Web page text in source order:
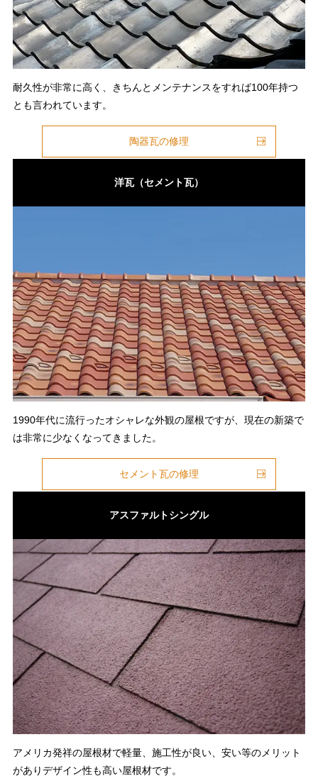
耐久性が非常に高く、きちんとメンテナンスをすれば100年持つ
とも言われています。
陶器瓦の修理
洋瓦（セメント瓦）
1990年代に流行ったオシャレな外観の屋根ですが、現在の新築で
は非常に少なくなってきました。
セメント瓦の修理
アスファルトシングル
アメリカ発祥の屋根材で軽量、施工性が良い、安い等のメリット
がありデザイン性も高い屋根材です。